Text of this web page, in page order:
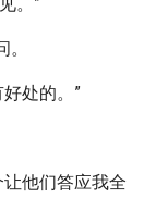
处的。”
他们答应我全